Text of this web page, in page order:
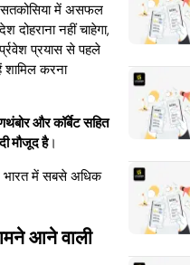
में असफल
नहीं चाहेगा,
प्रयास से पहले
शामिल करना
और कॉर्बेट सहित
मौजूद है।
भारत में सबसे अधिक
आने वाली